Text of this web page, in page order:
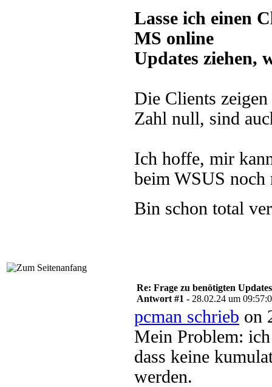
Lasse ich einen
MS online
Updates ziehen,
Die Clients
Zahl null, sind
Ich hoffe, mir
beim WSUS
Bin schon total
Re: Frage zu benötigten
Antwort #1 - 28.02.24 um
pcman schrieb on
Mein Problem: ich
dass keine
werden.